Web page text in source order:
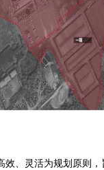
效、灵活为规划原则，